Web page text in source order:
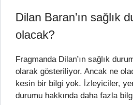
Dilan Baran’ın sağlık
olacak?
Fragmanda Dilan’ın sağlık
olarak gösteriliyor. Ancak ne
kesin bir bilgi yok. İzleyiciler,
durumu hakkında daha fazla